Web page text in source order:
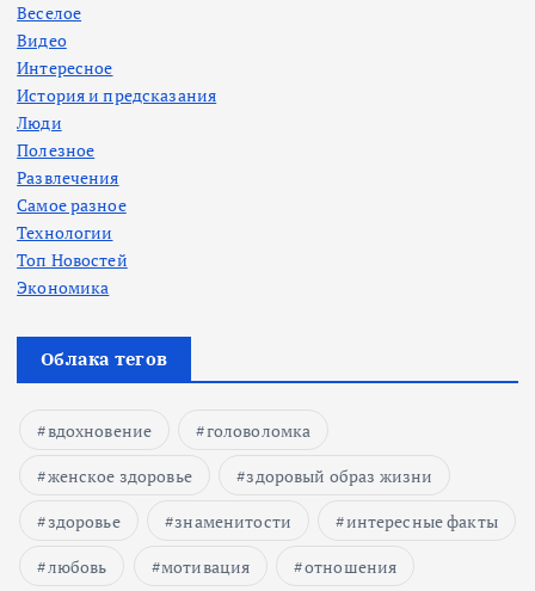
Веселое
Видео
Интересное
История и предсказания
Люди
Полезное
Развлечения
Самое разное
Технологии
Топ Новостей
Экономика
Облака тегов
вдохновение
головоломка
женское здоровье
здоровый образ жизни
здоровье
знаменитости
интересные факты
любовь
мотивация
отношения